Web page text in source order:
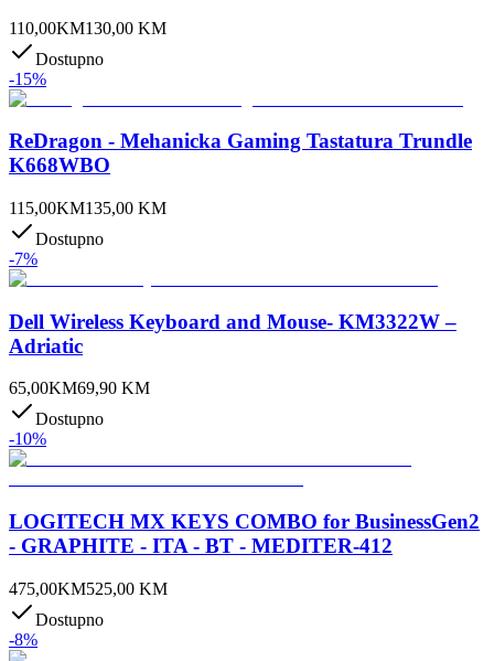
110,00KM130,00 KM
Dostupno
-15%
ReDragon - Mehanicka Gaming Tastatura Trundle
K668WBO
115,00KM135,00 KM
Dostupno
-7%
Dell Wireless Keyboard and Mouse- KM3322W –
Adriatic
65,00KM69,90 KM
Dostupno
-10%
LOGITECH MX KEYS COMBO for BusinessGen2
- GRAPHITE - ITA - BT - MEDITER-412
475,00KM525,00 KM
Dostupno
-8%